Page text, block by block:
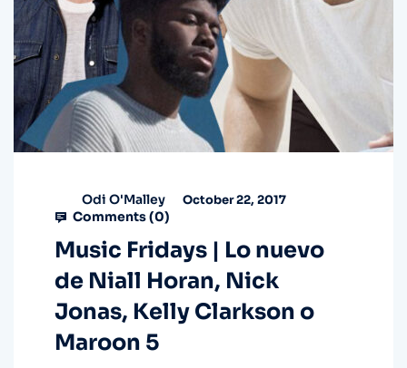
Odi O'Malley October 22, 2017
Comments (0)
Music Fridays | Lo nuevo
de Niall Horan, Nick
Jonas, Kelly Clarkson o
Maroon 5